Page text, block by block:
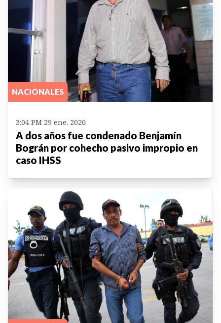
NACIONALES
3:04 PM 29 ene. 2020
A dos años fue condenado Benjamín
Bográn por cohecho pasivo impropio en
caso IHSS